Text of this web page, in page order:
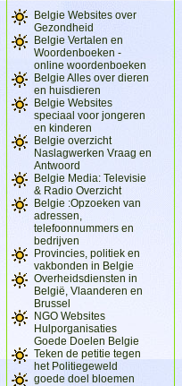
Belgie Websites over
Gezondheid
Belgie Vertalen en
Woordenboeken -
online woordenboeken
Belgie Alles over dieren
en huisdieren
Belgie Websites
speciaal voor jongeren
en kinderen
Belgie overzicht
Naslagwerken Vraag en
Antwoord
Belgie Media: Televisie
& Radio Overzicht
Belgie :Opzoeken van
adressen,
telefoonnummers en
bedrijven
Provincies, politiek en
vakbonden in Belgie
Overheidsdiensten in
België, Vlaanderen en
Brussel
NGO Websites
Hulporganisaties
Goede Doelen Belgie
Teken de petitie tegen
het Politiegeweld
goede doel bloemen